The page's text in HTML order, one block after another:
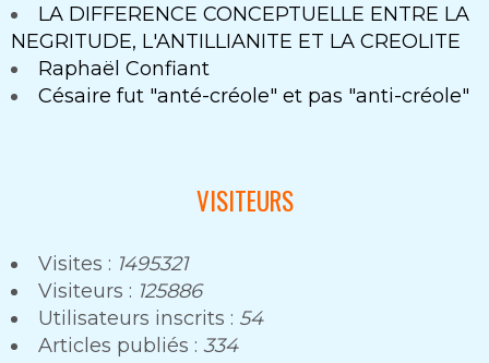
LA DIFFERENCE CONCEPTUELLE ENTRE LA
NEGRITUDE, L'ANTILLIANITE ET LA CREOLITE
Raphaël Confiant
Césaire fut "anté-créole" et pas "anti-créole"
VISITEURS
Visites : 1495321
Visiteurs : 125886
Utilisateurs inscrits : 54
Articles publiés : 334